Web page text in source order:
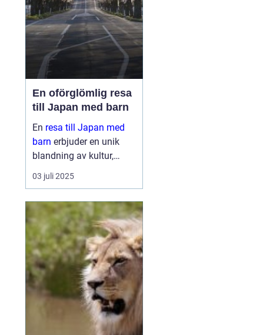
En oförglömlig resa
till Japan med barn
En resa till Japan med
barn erbjuder en unik
blandning av kultur,
historia och naturliga
skönheter. Landet är
renlighet oc...
03 juli 2025